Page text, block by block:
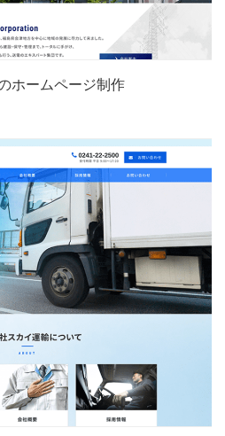
ホームページ制作